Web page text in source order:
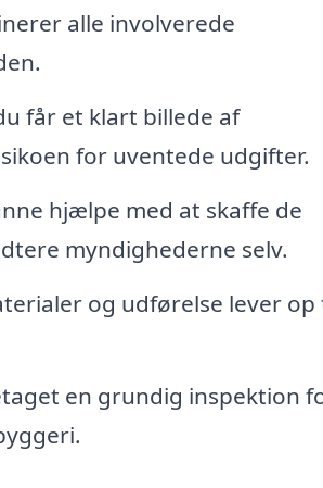
alle involverede
får et klart billede af
for uventede udgifter.
hjælpe med at skaffe de
myndighederne selv.
og udførelse lever op
en grundig inspektion